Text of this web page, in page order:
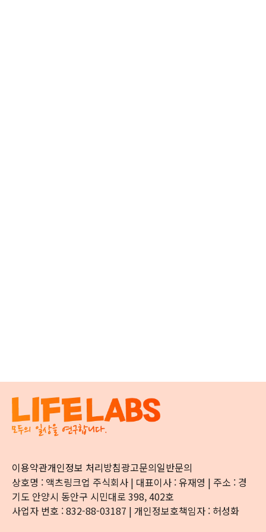
이용약관개인정보 처리방침광고문의일반문의
상호명 : 액츠링크업 주식회사 | 대표이사 : 유재영 | 주소 : 경
기도 안양시 동안구 시민대로 398, 402호
사업자 번호 : 832-88-03187 | 개인정보호책임자 : 허성화